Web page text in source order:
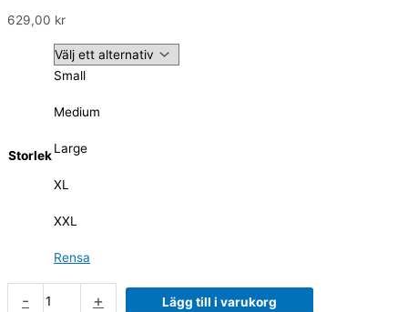
629,00 kr
Storlek
Small
Medium
Large
XL
XXL
Rensa
- +
Lägg till i varukorg